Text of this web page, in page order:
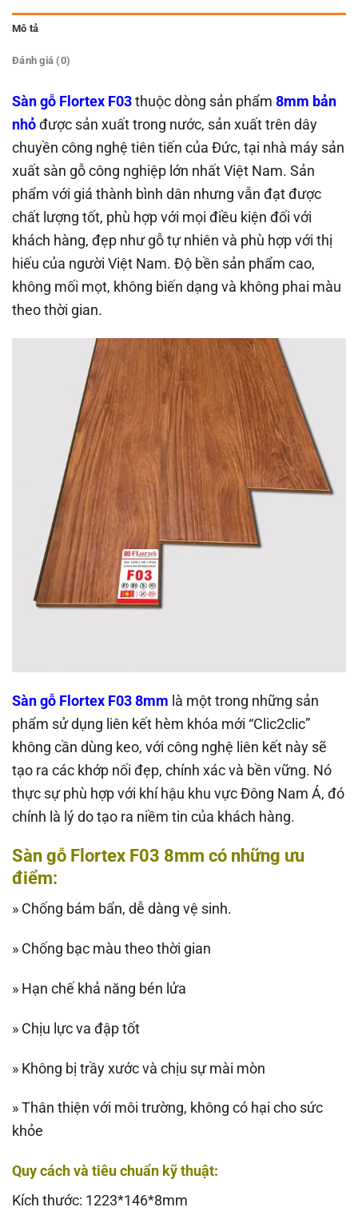
Mô tả
Đánh giá (0)
Sàn gỗ Flortex F03thuộc dòng sản phẩm 8mm bản
nhỏđược sản xuất trong nước, sản xuất trên dây
chuyền công nghệ tiên tiến của Đức, tại nhà máy sản
xuất sàn gỗ công nghiệp lớn nhất Việt Nam. Sản
phẩm với giá thành bình dân nhưng vẫn đạt được
chất lượng tốt, phù hợp với mọi điều kiện đối với
khách hàng, đẹp như gỗ tự nhiên và phù hợp với thị
hiếu của người Việt Nam. Độ bền sản phẩm cao,
không mối mọt, không biến dạng và không phai màu
theo thời gian.
Sàn gỗ Flortex F03 8mm là một trong những sản
phẩm sử dụng liên kết hèm khóa mới “Clic2clic”
không cần dùng keo, với công nghệ liên kết này sẽ
tạo ra các khớp nối đẹp, chính xác và bền vững. Nó
thực sự phù hợp với khí hậu khu vực Đông Nam Á, đó
chính là lý do tạo ra niềm tin của khách hàng.
Sàn gỗ Flortex F03 8mm có những ưu
điểm:
» Chống bám bẩn, dễ dàng vệ sinh.
» Chống bạc màu theo thời gian
» Hạn chế khả năng bén lửa
» Chịu lực va đập tốt
» Không bị trầy xước và chịu sự mài mòn
» Thân thiện với môi trường, không có hại cho sức
khỏe
Quy cách và tiêu chuẩn kỹ thuật:
Kích thước: 1223*146*8mm